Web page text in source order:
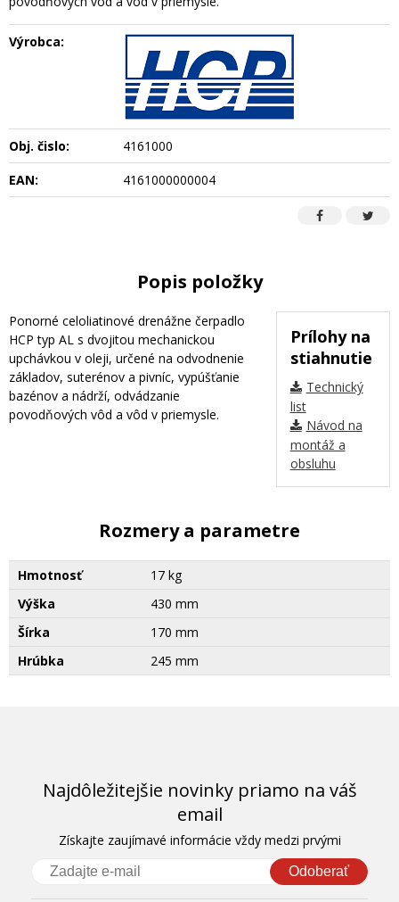
Výrobca:
Obj. čislo:
4161000
EAN:
4161000000004
Popis položky
Prílohy na
stiahnutie
Technický
list
Návod na
montáž a
obsluhu
Ponorné celoliatinové drenážne čerpadlo
HCP typ AL s dvojitou mechanickou
upchávkou v oleji, určené na odvodnenie
základov, suterénov a pivníc, vypúšťanie
bazénov a nádrží, odvádzanie
povodňových vôd a vôd v priemysle.
Rozmery a parametre
Hmotnosť
17 kg
Výška
430 mm
Šírka
170 mm
Hrúbka
245 mm
Najdôležitejšie novinky priamo na váš
email
Získajte zaujímavé informácie vždy medzi prvými
Odoberať